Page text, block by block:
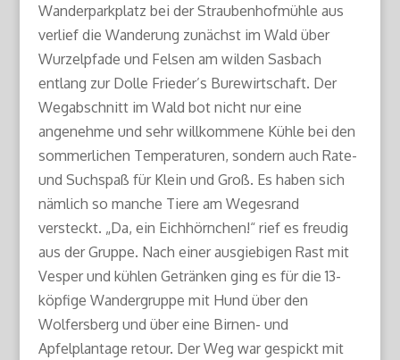
Wanderparkplatz bei der Straubenhofmühle aus
verlief die Wanderung zunächst im Wald über
Wurzelpfade und Felsen am wilden Sasbach
entlang zur Dolle Frieder’s Burewirtschaft. Der
Wegabschnitt im Wald bot nicht nur eine
angenehme und sehr willkommene Kühle bei den
sommerlichen Temperaturen, sondern auch Rate-
und Suchspaß für Klein und Groß. Es haben sich
nämlich so manche Tiere am Wegesrand
versteckt. „Da, ein Eichhörnchen!“ rief es freudig
aus der Gruppe. Nach einer ausgiebigen Rast mit
Vesper und kühlen Getränken ging es für die 13-
köpfige Wandergruppe mit Hund über den
Wolfersberg und über eine Birnen- und
Apfelplantage retour. Der Weg war gespickt mit